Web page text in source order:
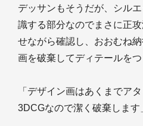
デッサンもそうだが、シル
識する部分なのでまさに正
せながら確認し、おおむね
画を破棄してディテールをつ
「デザイン画はあくまでア
3DCGなので潔く破棄します